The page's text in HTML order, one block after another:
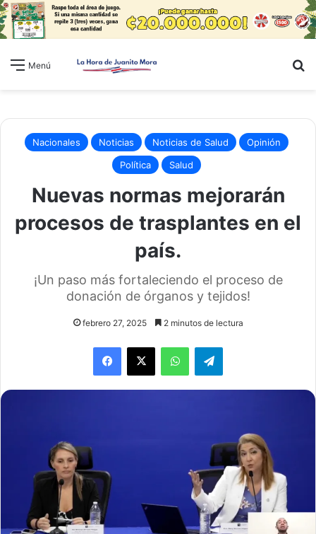
Menú
Nacionales Noticias Noticias de Salud
Opinión
Política
Salud
Nuevas normas mejorarán
procesos de trasplantes en el
país.
¡Un paso más fortaleciendo el proceso de
donación de órganos y tejidos!
febrero 27, 2025 2 minutos de lectura
WhatsAppTelegram